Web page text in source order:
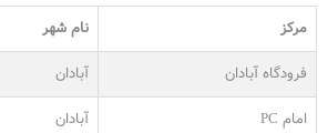
مرکز نام شهر
فرودگاه آبادان
آبادان
امام PC
آبادان